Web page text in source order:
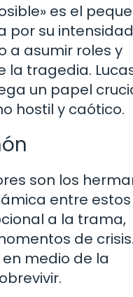
es el
por su
a asumir roles y
tragedia.
un papel
hostil y caótico.
son los
entre
a la trama,
de
medio de la